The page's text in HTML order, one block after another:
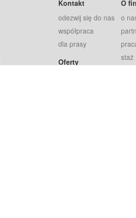
Kontakt
odezwij się do nas
współpraca
dla prasy
Oferty
O
o
staż